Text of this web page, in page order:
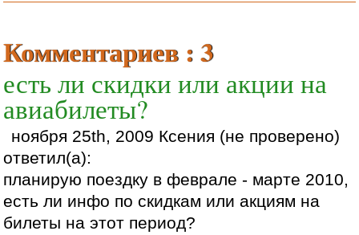
Комментариев : 3
есть ли скидки или акции на
авиабилеты?
ноября 25th, 2009 Ксения (не проверено)
ответил(а):
планирую поездку в феврале - марте 2010,
есть ли инфо по скидкам или акциям на
билеты на этот период?